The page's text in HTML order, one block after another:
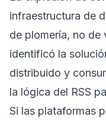
infraestructura de
de plomería, no de
identificó la
distribuido y
la lógica del RSS
Si las plataformas